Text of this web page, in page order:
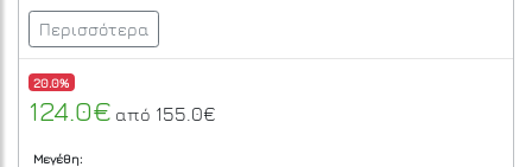
Περισσότερα
20.0%
124.0€ από 155.0€
Μεγέθη: